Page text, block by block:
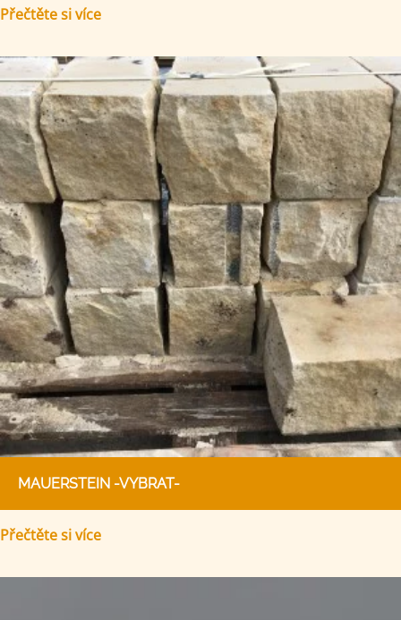
Přečtěte si více
MAUERSTEIN -VYBRAT-
Přečtěte si více